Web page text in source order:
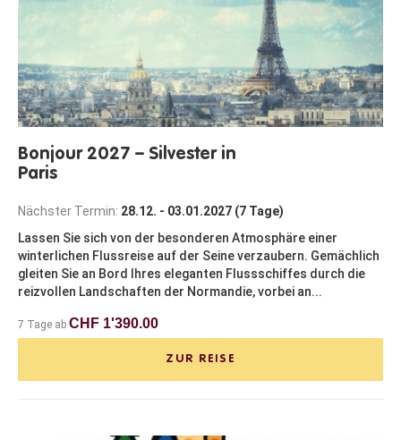
Bonjour 2027 – Silvester in
Paris
Nächster Termin: 28.12. - 03.01.2027 (7 Tage)
Lassen Sie sich von der besonderen Atmosphäre einer
winterlichen Flussreise auf der Seine verzaubern. Gemächlich
gleiten Sie an Bord Ihres eleganten Flussschiffes durch die
reizvollen Landschaften der Normandie, vorbei an...
7 Tage ab CHF 1'390.00
ZUR REISE